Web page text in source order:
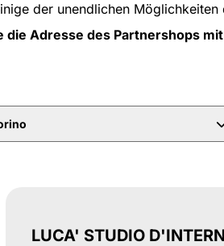
der unendlichen
die Adresse des Partnershops
LUCA' STUDIO